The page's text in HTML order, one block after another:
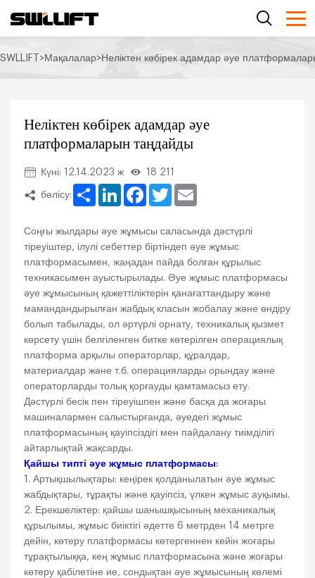
SWLLIFT>Мақалалар>Неліктен көбірек адамдар әуе
Неліктен көбірек адамдар әуе
платформаларын таңдайды
Күні: 12.14.2023 ж 18 211
бөлісу:
Share LinkedInFacebook
Twitter
Соңғы жылдары әуе жұмысы саласында дәстүрлі
тіреуіштер, ілулі себеттер біртіндеп әуе жұмыс
платформасымен, жаңадан пайда болған құрылыс
техникасымен ауыстырылады. Әуе жұмыс платформасы
әуе жұмысының қажеттіліктерін қанағаттандыру және
мамандандырылған жабдық класын жобалау және өндіру
болып табылады, ол әртүрлі орнату, техникалық қызмет
көрсету үшін белгіленген битке көтерілген операциялық
платформа арқылы операторлар, құралдар,
материалдар және т.б. операцияларды орындау және
операторларды толық қорғауды қамтамасыз ету.
Дәстүрлі бесік пен тіреуішпен және басқа да жоғары
машиналармен салыстырғанда, әуедегі жұмыс
платформасының қауіпсіздігі мен пайдалану тиімділігі
айтарлықтай жақсарды.
Қайшы типті әуе жұмыс платформасы:
1. Артықшылықтары: кеңірек қолданылатын әуе жұмыс
жабдықтары, тұрақты және қауіпсіз, үлкен жұмыс ауқымы.
2. Ерекшеліктер: қайшы шанышқысының механикалық
құрылымы, жұмыс биіктігі әдетте 6 метрден 14 метрге
дейін, көтеру платформасы көтергеннен кейін жоғары
тұрақтылыққа, кең жұмыс платформасына және жоғары
көтеру қабілетіне ие, сондықтан әуе жұмысының көлемі